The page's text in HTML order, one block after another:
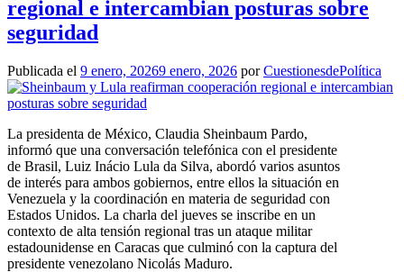
regional e intercambian posturas sobre
seguridad
Publicada el 9 enero, 20269 enero, 2026 porCuestionesdePolítica
La presidenta de México, Claudia Sheinbaum Pardo,
informó que una conversación telefónica con el presidente
de Brasil, Luiz Inácio Lula da Silva, abordó varios asuntos
de interés para ambos gobiernos, entre ellos la situación en
Venezuela y la coordinación en materia de seguridad con
Estados Unidos. La charla del jueves se inscribe en un
contexto de alta tensión regional tras un ataque militar
estadounidense en Caracas que culminó con la captura del
presidente venezolano Nicolás Maduro.